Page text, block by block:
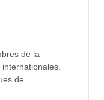
de la
de